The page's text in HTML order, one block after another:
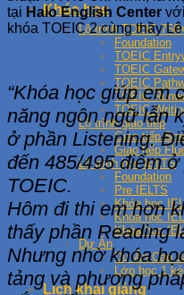
Khóa học
Lộ trình TOEIC
Foundation
TOEIC
TOEIC
TOEIC
TOEIC
TOEIC
Lộ trình giao tiếp
Giao tiếp
Giao tiếp
Lộ trình học IELTS
Foundation
Pre IELTS
Khóa học
Khóa học
Khóa học
Dự Án
Dự Án Cao
Lớp học 1
Lịch khai giảng
tại Halo English Center
khóa TOEIC 2cùng thầy
“Khóa học giúp em
năng ngôn ngữ lẫn
ở phần Listening.
đến 485/495 điểm
TOEIC.
Hôm đi thi em hơn
thấy phần Reading
Nhưng nhờ khóa
tảng và phương